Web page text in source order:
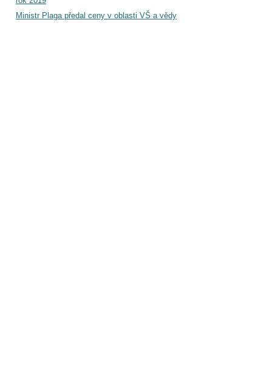
Ministr Plaga předal ceny v oblasti VŠ a vědy